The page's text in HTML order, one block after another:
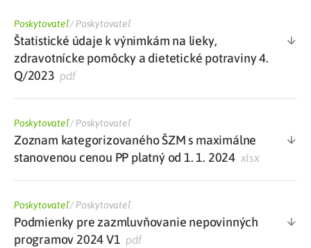
Poskytovateľ/Poskytovateľ
Štatistické údaje k výnimkám na lieky,
zdravotnícke pomôcky a dietetické potraviny 4.
Q/2023 pdf
Poskytovateľ/Poskytovateľ
Zoznam kategorizovaného ŠZM s maximálne
stanovenou cenou PP platný od 1. 1. 2024 xlsx
Poskytovateľ/Poskytovateľ
Podmienky pre zazmluvňovanie nepovinných
programov 2024 V1 pdf